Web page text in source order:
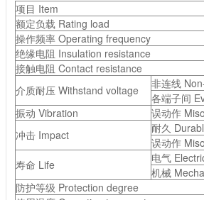
项目 Item
额定负载 Rating load
操作频率 Operating frequency
绝缘电阻 Insulation resistance
接触电阻 Contact resistance
介质耐压 Withstand voltage
非连线
各端子间
振动 Vibration
误动作
冲击 Impact
耐久
误动作
寿命 Life
电气
机械
防护等级 Protection degree